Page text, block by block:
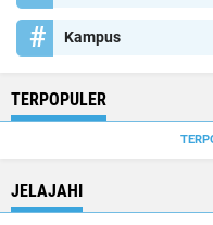
Kampus
TERPOPULER
JELAJAHI